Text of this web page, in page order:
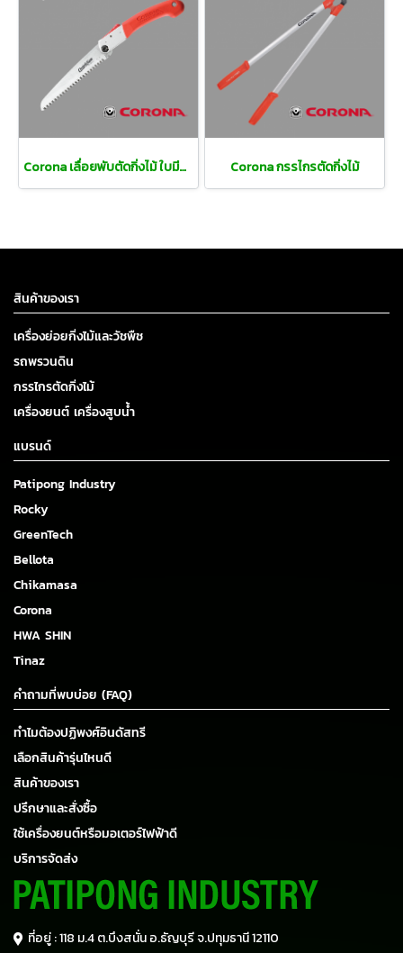
Corona เลื่อยพับตัดกิ่งไม้ ใบมีดตรง Corona กรรไกรตัดกิ่งไม้
สินค้าของเรา
เครื่องย่อยกิ่งไม้และวัชพืช
รถพรวนดิน
กรรไกรตัดกิ่งไม้
เครื่องยนต์ เครื่องสูบน้ำ
แบรนด์
Patipong Industry
Rocky
GreenTech
Bellota
Chikamasa
Corona
HWA SHIN
Tinaz
คำถามที่พบบ่อย (FAQ)
ทำไมต้องปฏิพงศ์อินดัสทรี
เลือกสินค้ารุ่นไหนดี
สินค้าของเรา
ปรึกษาและสั่งซื้อ
ใช้เครื่องยนต์หรือมอเตอร์ไฟฟ้าดี
บริการจัดส่ง
ที่อยู่ : 118 ม.4 ต.บึงสนั่น อ.ธัญบุรีจ.ปทุมธานี 12110